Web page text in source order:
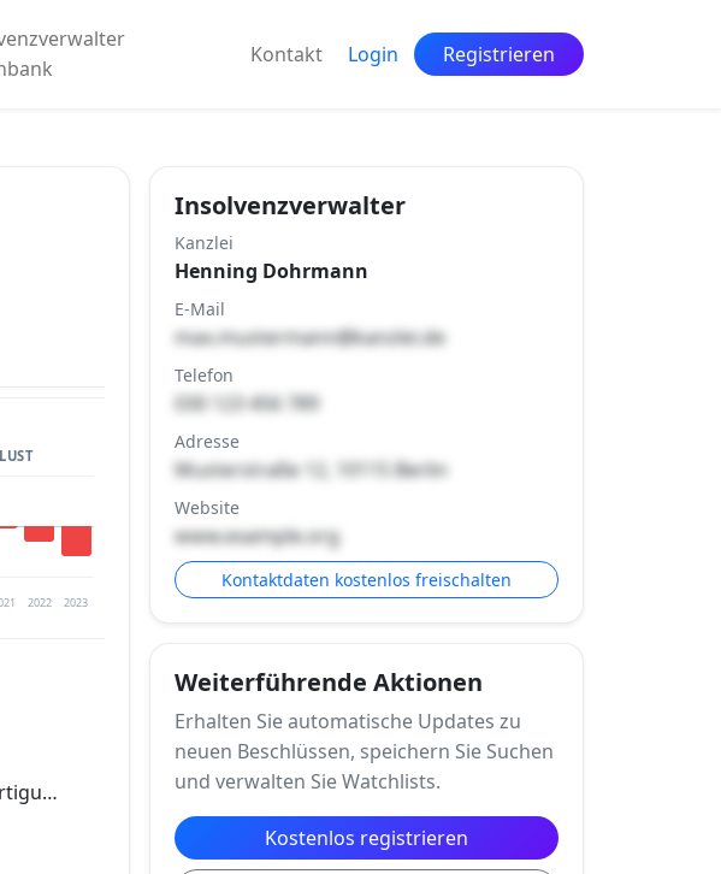
Kontakt Login Registrieren
2022 2023
Insolvenzverwalter
Kanzlei
Henning Dohrmann
E-Mail
max.mustermann@kanzlei.de
Telefon
030 123 456 789
Adresse
Musterstraße 12, 10115 Berlin
Website
www.example.org
Kontaktdaten kostenlos freischalten
Weiterführende Aktionen
Erhalten Sie automatische Updates zu
neuen Beschlüssen, speichern Sie Suchen
und verwalten Sie Watchlists.
Kostenlos registrieren